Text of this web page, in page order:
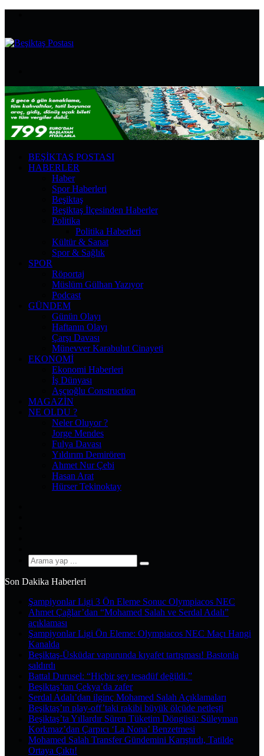
...
BEŞIKTAŞ POSTASI
HABERLER
Haber
Spor Haberleri
Beşiktaş
Beşiktaş İlçesinden Haberler
Politika
Politika Haberleri
Kültür & Sanat
Spor & Sağlık
SPOR
Röportaj
Müslüm Gülhan Yazıyor
Podcast
GÜNDEM
Günün Olayı
Haftanın Olayı
Çarşı Davası
Münevver Karabulut Cinayeti
EKONOMI
Ekonomi Haberleri
İş Dünyası
Aşçıoğlu Construction
MAGAZIN
NE OLDU ?
Neler Oluyor ?
Jorge Mendes
Fulya Davası
Yıldırım Demirören
Ahmet Nur Çebi
Hasan Arat
Hürser Tekinoktay
Arama
Son Dakika Haberleri
Şampiyonlar Ligi 3 Ön Eleme Sonuc Olympiacos NEC
Ahmet Çağlar’dan “Mohamed Salah ve Serdal Adalı”
açıklaması
Şampiyonlar Ligi Ön Eleme: Olympiacos NEC Maçı Hangi
Kanalda
Beşiktaş-Üsküdar vapurunda kıyafet tartışması! Bastonla
saldırdı
Battal Durusel: “Hiçbir şey tesadüf değildi.”
Beşiktaş’tan Çekya’da zafer
Serdal Adalı’dan ilginç Mohamed Salah Açıklamaları
Beşiktaş’ın play-off’taki rakibi büyük ölçüde netleşti
Beşiktaş’ta Yıllardır Süren Tüketim Döngüsü: Süleyman
Korkmaz’dan Çarpıcı ‘La Nona’ Benzetmesi
Mohamed Salah Transfer Gündemini Karıştırdı, Tatilde
Ortaya Çıktı!